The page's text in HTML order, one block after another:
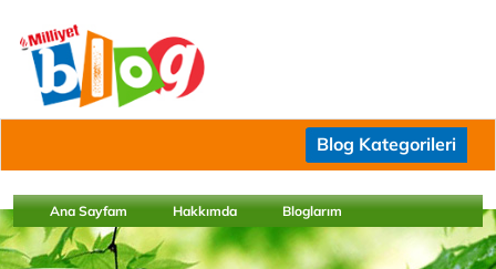
Blog Kategorileri
Ana Sayfam Hakkımda Bloglarım